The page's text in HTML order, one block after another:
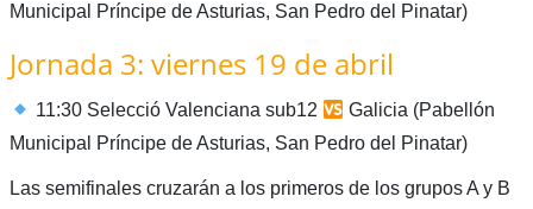
Municipal Príncipe de Asturias, San Pedro del Pinatar)
Jornada 3: viernes 19 de abril
11:30 Selecció Valenciana sub12
Galicia (Pabellón
Municipal Príncipe de Asturias, San Pedro del Pinatar)
Las semifinales cruzarán a los primeros de los grupos A y B